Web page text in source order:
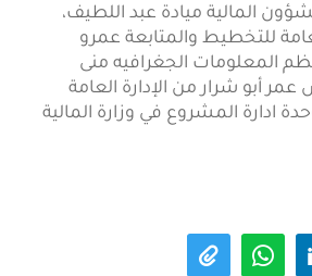
المالية ميادة عبد اللطيف،
للتخطيط والمتابعة عمرو
نظم المعلومات الجغرافيه منى
أبو شرار من الإدارة العامة
ادارة المشروع في وزارة المالية